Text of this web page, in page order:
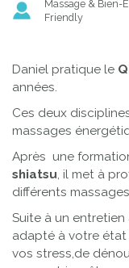
Massage & Bien-
Friendly
Daniel pratique le
années.
Ces deux
massages
Après une
shiatsu, il met à
différents
Suite à un
adapté à votre
vos stress,de